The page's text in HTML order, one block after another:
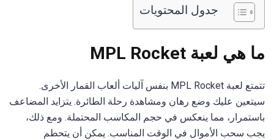
جدول المحتويات
ما هي لعبة MPL Rocket
تتمتع لعبة MPL Rocket بنفس آليات ألعاب القمار الأخرى.
سيتعين عليك وضع رهان ومشاهدة رحلة الطائرة. يتزايد المضاعف
باستمرار، مما ينعكس في حجم المكاسب المحتملة. ومع ذلك،
يجب سحب الأموال في الوقت المناسب. يمكن أن يتحطم